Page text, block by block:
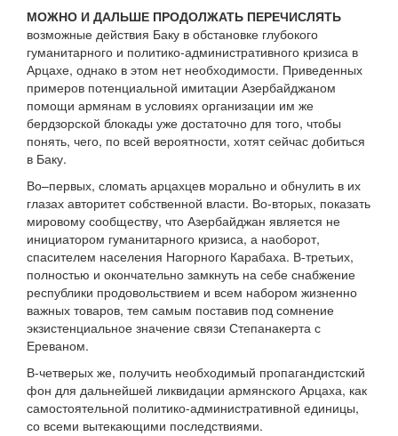
МОЖНО И ДАЛЬШЕ ПРОДОЛЖАТЬ ПЕРЕЧИСЛЯТЬ
возможные действия Баку в обстановке глубокого
гуманитарного и политико-административного кризиса в
Арцахе, однако в этом нет необходимости. Приведенных
примеров потенциальной имитации Азербайджаном
помощи армянам в условиях организации им же
бердзорской блокады уже достаточно для того, чтобы
понять, чего, по всей вероятности, хотят сейчас добиться
в Баку.
Во–первых, сломать арцахцев морально и обнулить в их
глазах авторитет собственной власти. Во-вторых, показать
мировому сообществу, что Азербайджан является не
инициатором гуманитарного кризиса, а наоборот,
спасителем населения Нагорного Карабаха. В-третьих,
полностью и окончательно замкнуть на себе снабжение
республики продовольствием и всем набором жизненно
важных товаров, тем самым поставив под сомнение
экзистенциальное значение связи Степанакерта с
Ереваном.
В-четверых же, получить необходимый пропагандистский
фон для дальнейшей ликвидации армянского Арцаха, как
самостоятельной политико-административной единицы,
со всеми вытекающими последствиями.